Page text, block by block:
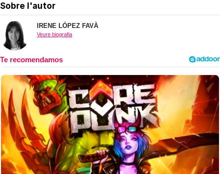
Sobre l'autor
IRENE LÓPEZ FAVÀ
Veure biografia